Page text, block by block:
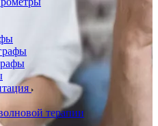
терапии